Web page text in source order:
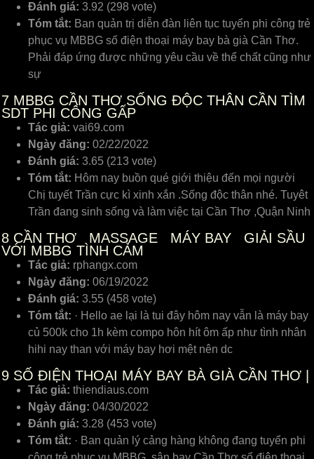
Đánh giá: 3.92 (298 vote)
Tóm tắt: Ban quản trị diễn đàn liên tục tuyển phi công trẻ
phục vụ MBBG số điện thoại máy bay bà già Cần Thơ.
Phải đáp ứng được những yêu cầu về thể chất cũng như
sự
7 MBBG CẦN THƠ SỐNG ĐỘC THÂN CẦN TÌM
SDT PHI CÔNG GẤP
Tác giả: vai69.com
Ngày đăng: 02/22/2022
Đánh giá: 3.65 (213 vote)
Tóm tắt: Hôm nay buồn qué giới thiệu đến mọi người
Chị tuyết Trần cực kì xinh xắn .Sống độc thân nhé. Tuyêt
Trần đang sinh sống và làm việc tại Cần Thơ ,Quận Ninh
8 CẦN THƠ MASSAGE MÁY BAY GIẢI SẦU
VỚI MBBG TÌNH CẢM
Tác giả: rphangx.com
Ngày đăng: 06/19/2022
Đánh giá: 3.55 (458 vote)
Tóm tắt: · Hello ae lại là tui đây hôm nay vẫn là máy bay
củ 500k cho 1h kèm compo hôn hít ôm ấp như tình nhân
hihi nay than với máy bay hơi mệt nên dc
9 SỐ ĐIỆN THOẠI MÁY BAY BÀ GIÀ CẦN THƠ |
Tác giả: thiendiaus.com
Ngày đăng: 04/30/2022
Đánh giá: 3.28 (453 vote)
Tóm tắt: · Ban quản lý cảng hàng không đang tuyển phi